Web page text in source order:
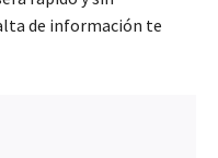
de información te